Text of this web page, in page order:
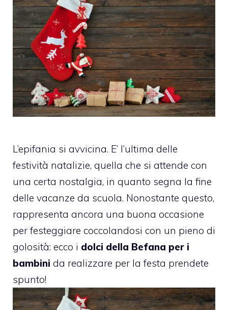
L’epifania si avvicina. E’ l’ultima delle
festività natalizie, quella che si attende con
una certa nostalgia, in quanto segna la fine
delle vacanze da scuola. Nonostante questo,
rappresenta ancora una buona occasione
per festeggiare coccolandosi con un pieno di
golosità: ecco i dolci della Befana per i
bambini da realizzare per la festa prendete
spunto!